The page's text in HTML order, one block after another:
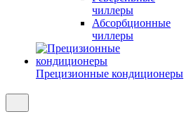
чиллеры
Абсорбционные
чиллеры
Прецизионные кондиционеры